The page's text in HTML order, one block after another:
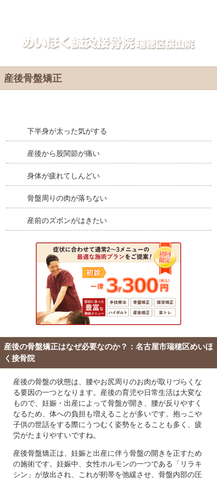
産後骨盤矯正
下半身が太った気がする
産後から股関節が痛い
身体が疲れてしんどい
骨盤周りの肉が落ちない
産前のズボンがはきたい
産後の骨盤矯正はなぜ必要なのか？：名古屋市瑞穂区めいほ
く接骨院
産後の骨盤の状態は、腰やお尻周りのお肉が取りづらくな
る要因の一つとなります。産後の育児や日常生活は大変な
もので、妊娠・出産によって骨盤が開き、腰が反りやすく
なるため、体への負担も増えることが多いです。抱っこや
子供の世話をする際にうつむく姿勢をとることも多く、疲
労がたまりやすいですね。
産後骨盤矯正は、妊娠と出産に伴う骨盤の開きを正すため
の施術です。妊娠中、女性ホルモンの一つである「リラキ
シン」が放出され、これが靭帯を弛緩させ、骨盤内部の圧